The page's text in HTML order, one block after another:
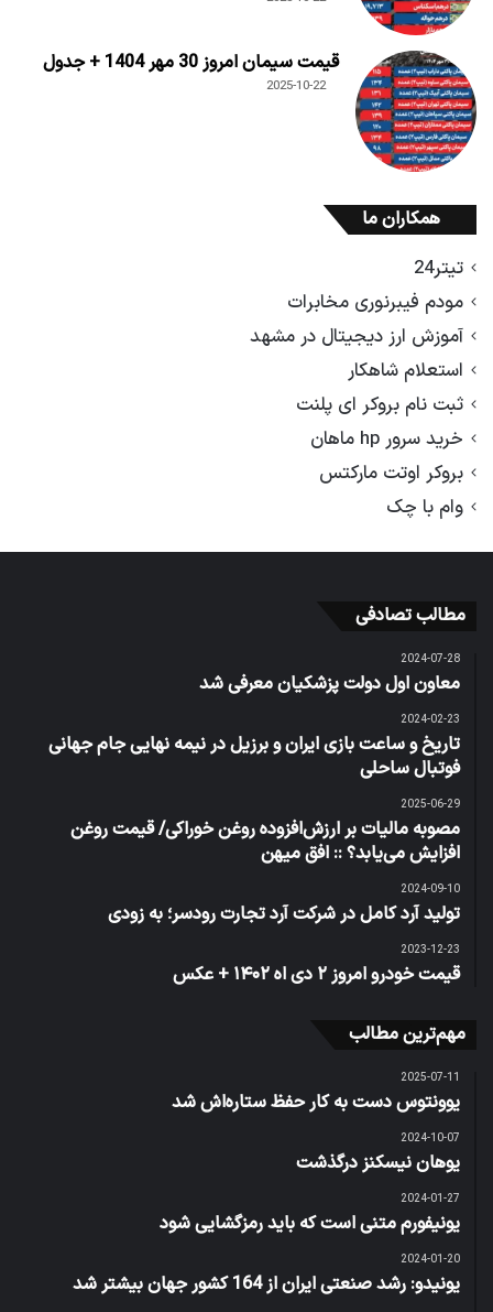
قیمت سیمان امروز 30 مهر 1404 + جدول
2025-10-22
همکاران ما
تیتر24
مودم فیبرنوری مخابرات
آموزش ارز دیجیتال در مشهد
استعلام شاهکار
ثبت نام بروکر ای پلنت
خرید سرور hp ماهان
بروکر اوتت مارکتس
وام با چک
مطالب تصادفی
2024-07-28
معاون اول دولت پزشکیان معرفی شد
2024-02-23
تاریخ و ساعت بازی ایران و برزیل در نیمه نهایی جام جهانی
فوتبال ساحلی
2025-06-29
مصوبه مالیات بر ارزش‌افزوده روغن خوراکی/ قیمت روغن
افزایش می‌یابد؟ :: افق میهن
2024-09-10
تولید آرد کامل در شرکت آرد تجارت رودسر؛ به زودی
2023-12-23
قیمت خودرو امروز ۲ دی اه ۱۴۰۲ + عکس
مهم‌ترین مطالب
2025-07-11
یوونتوس دست به کار حفظ ستاره‌اش شد
2024-10-07
یوهان نیسکنز درگذشت
2024-01-27
یونیفورم متنی است که باید رمزگشایی شود
2024-01-20
یونیدو: رشد صنعتی ایران از 164 کشور جهان بیشتر شد